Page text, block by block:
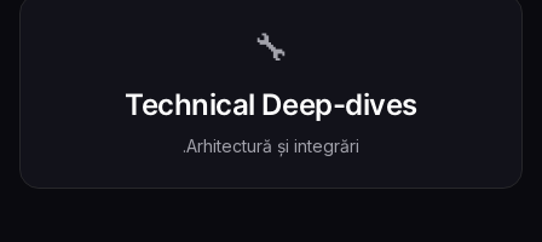
🔧
Technical Deep-dives
Arhitectură și integrări.